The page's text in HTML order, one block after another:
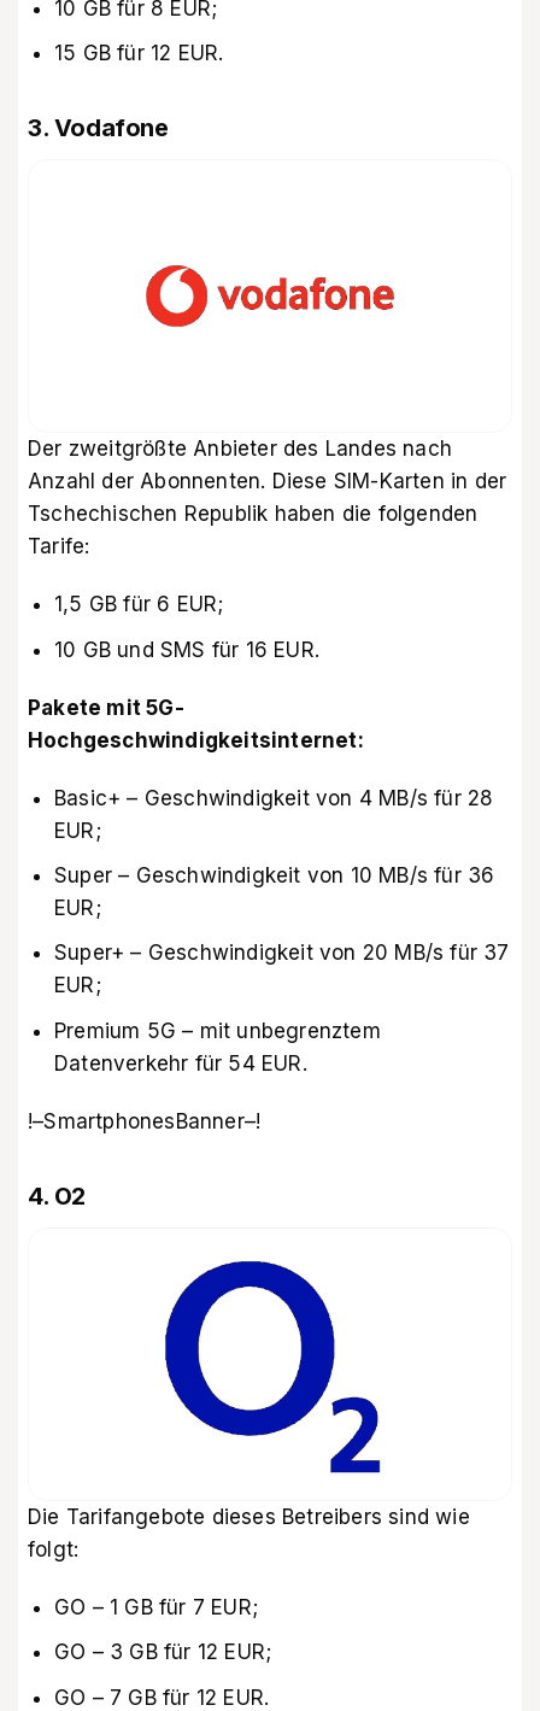
10 GB für 8 EUR;
15 GB für 12 EUR.
3. Vodafone
Der zweitgrößte Anbieter des Landes nach
Anzahl der Abonnenten. Diese SIM-Karten in der
Tschechischen Republik haben die folgenden
Tarife:
1,5 GB für 6 EUR;
10 GB und SMS für 16 EUR.
Pakete mit 5G-
Hochgeschwindigkeitsinternet:
Basic+ – Geschwindigkeit von 4 MB/s für 28
EUR;
Super – Geschwindigkeit von 10 MB/s für 36
EUR;
Super+ – Geschwindigkeit von 20 MB/s für 37
EUR;
Premium 5G – mit unbegrenztem
Datenverkehr für 54 EUR.
!–SmartphonesBanner–!
4. O2
Die Tarifangebote dieses Betreibers sind wie
folgt:
GO – 1 GB für 7 EUR;
GO – 3 GB für 12 EUR;
GO – 7 GB für 12 EUR.